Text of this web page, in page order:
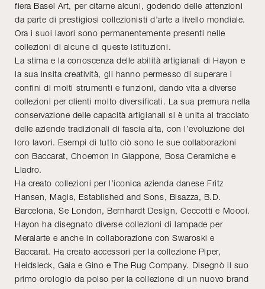
fiera Basel Art, per citarne alcuni, godendo delle attenzioni
da parte di prestigiosi collezionisti d’arte a livello mondiale.
Ora i suoi lavori sono permanentemente presenti nelle
collezioni di alcune di queste istituzioni.
La stima e la conoscenza delle abilità artigianali di Hayon e
la sua insita creatività, gli hanno permesso di superare i
confini di molti strumenti e funzioni, dando vita a diverse
collezioni per clienti molto diversificati. La sua premura nella
conservazione delle capacità artigianali si è unita al tracciato
delle aziende tradizionali di fascia alta, con l’evoluzione dei
loro lavori. Esempi di tutto ciò sono le sue collaborazioni
con Baccarat, Choemon in Giappone, Bosa Ceramiche e
Lladro.
Ha creato collezioni per l’iconica azienda danese Fritz
Hansen, Magis, Established and Sons, Bisazza, B.D.
Barcelona, Se London, Bernhardt Design, Ceccotti e Moooi.
Hayon ha disegnato diverse collezioni di lampade per
Meralarte e anche in collaborazione con Swaroski e
Baccarat. Ha creato accessori per la collezione Piper,
Heidsieck, Gaia e Gino e The Rug Company. Disegnò il suo
primo orologio da polso per la collezione di un nuovo brand